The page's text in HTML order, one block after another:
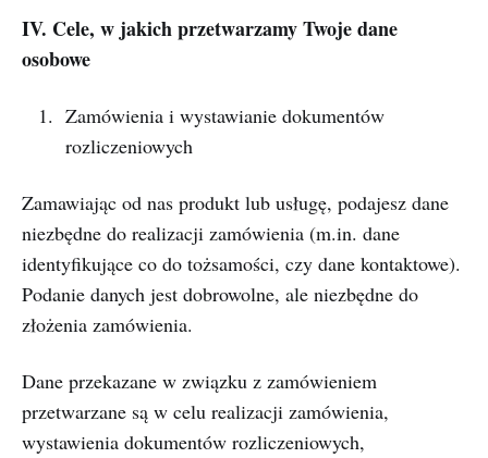
IV. Cele, w jakich przetwarzamy Twoje dane
osobowe
Zamówienia i wystawianie dokumentów
rozliczeniowych
Zamawiając od nas produkt lub usługę, podajesz dane
niezbędne do realizacji zamówienia (m.in. dane
identyfikujące co do tożsamości, czy dane kontaktowe).
Podanie danych jest dobrowolne, ale niezbędne do
złożenia zamówienia.
Dane przekazane w związku z zamówieniem
przetwarzane są w celu realizacji zamówienia,
wystawienia dokumentów rozliczeniowych,